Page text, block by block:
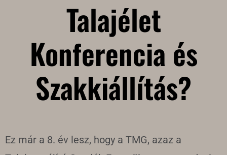
Talajélet
Konferencia és
Szakkiállítás?​
Ez már a 8. év lesz, hogy a TMG, azaz a